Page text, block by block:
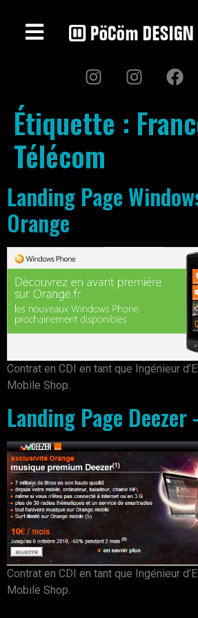
Étiquette :
Télécom
Landing Page
Orange
Contrat en CDI en tant que Ingénieur
Mobile Shop.
Landing Page Deezer
Contrat en CDI en tant que Ingénieur
Mobile Shop.